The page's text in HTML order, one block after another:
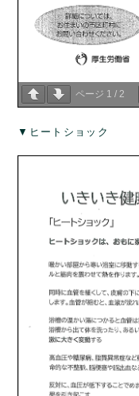
ページ 1 / 2
▼ヒートショック